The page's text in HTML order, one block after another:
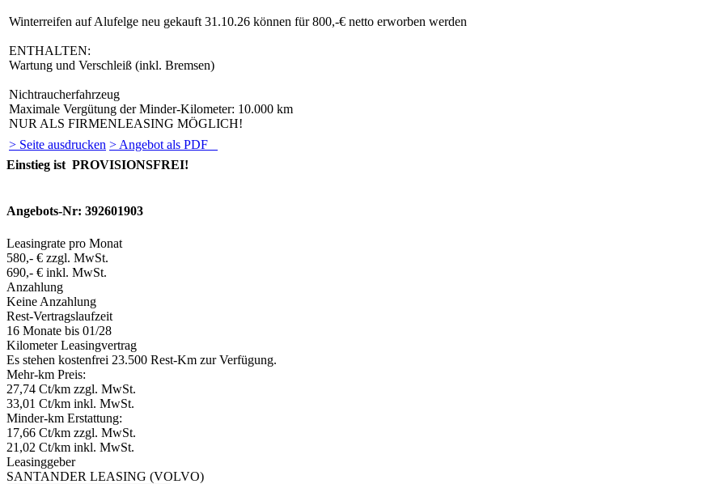
Winterreifen auf Alufelge neu gekauft 31.10.26 können für 800,-€ netto erworben werden
ENTHALTEN:
Wartung und Verschleiß (inkl. Bremsen)
Nichtraucherfahrzeug
Maximale Vergütung der Minder-Kilometer: 10.000 km
NUR ALS FIRMENLEASING MÖGLICH!
> Seite ausdrucken > Angebot als PDF
Einstieg ist PROVISIONSFREI!
Angebots-Nr: 392601903
Leasingrate pro Monat
580,- € zzgl. MwSt.
690,- € inkl. MwSt.
Anzahlung
Keine Anzahlung
Rest-Vertragslaufzeit
16 Monate bis 01/28
Kilometer Leasingvertrag
Es stehen kostenfrei 23.500 Rest-Km zur Verfügung.
Mehr-km Preis:
27,74 Ct/km zzgl. MwSt.
33,01 Ct/km inkl. MwSt.
Minder-km Erstattung:
17,66 Ct/km zzgl. MwSt.
21,02 Ct/km inkl. MwSt.
Leasinggeber
SANTANDER LEASING (VOLVO)